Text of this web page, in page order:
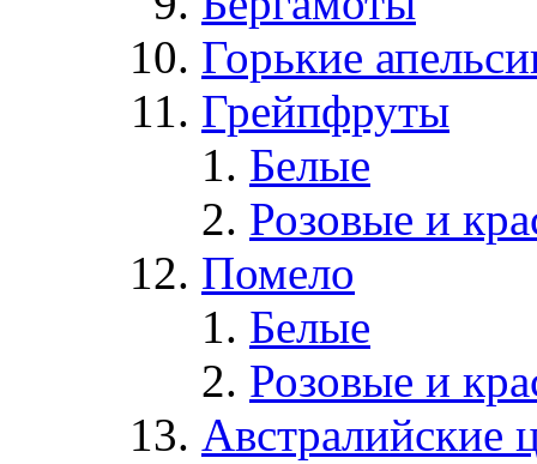
Горькие
Грейпфруты
Белые
Розовые и
Помело
Белые
Розовые и
Австралийские